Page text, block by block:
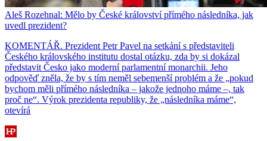
Aleš Rozehnal: Mělo by České království přímého následníka, jak
uvedl prezident?
KOMENTÁŘ. Prezident Petr Pavel na setkání s představiteli
Českého královského institutu dostal otázku, zda by si dokázal
představit Česko jako moderní parlamentní monarchii. Jeho
odpověď zněla, že by s tím neměl sebemenší problém a že „pokud
bychom měli přímého následníka – jakože jednoho máme –, tak
proč ne“. Výrok prezidenta republiky, že „následníka máme“,
otevírá